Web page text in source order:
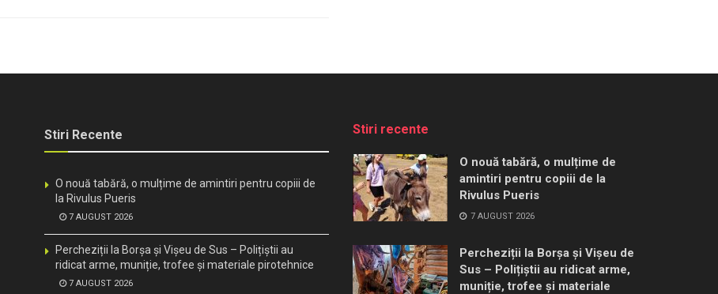
Stiri Recente
O nouă tabără, o mulțime de amintiri pentru copiii de
la Rivulus Pueris
7 AUGUST 2026
Percheziții la Borșa și Vișeu de Sus – Polițiștii au
ridicat arme, muniție, trofee și materiale pirotehnice
7 AUGUST 2026
Stiri recente
O nouă tabără, o mulțime de
amintiri pentru copiii de la
Rivulus Pueris
7 AUGUST 2026
Percheziții la Borșa și Vișeu de
Sus – Polițiștii au ridicat arme,
muniție, trofee și materiale